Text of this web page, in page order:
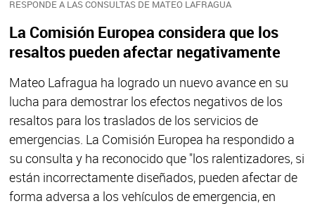
RESPONDE A LAS CONSULTAS DE MATEO LAFRAGUA
La Comisión Europea considera que los
resaltos pueden afectar negativamente
Mateo Lafragua ha logrado un nuevo avance en su
lucha para demostrar los efectos negativos de los
resaltos para los traslados de los servicios de
emergencias. La Comisión Europea ha respondido a
su consulta y ha reconocido que "los ralentizadores, si
están incorrectamente diseñados, pueden afectar de
forma adversa a los vehículos de emergencia, en